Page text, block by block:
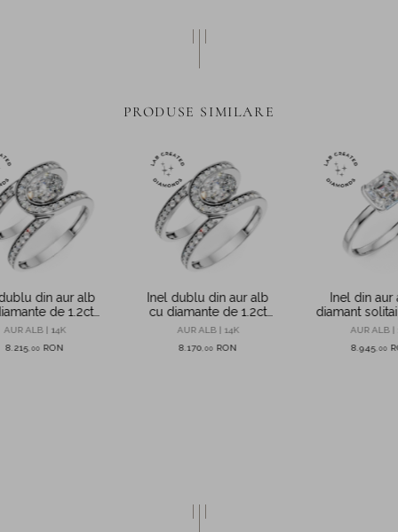
PRODUSE SIMILARE
din aur alb
de 1.2ct
in laborator
AUR ALB | 14K
8.215 00 RON
Inel dublu din aur alb
cu diamante de 1.2ct
create in laborator
AUR ALB | 14K
8.170 00 RON
Inel din aur
diamant
creat in
AUR ALB |
8.945 00